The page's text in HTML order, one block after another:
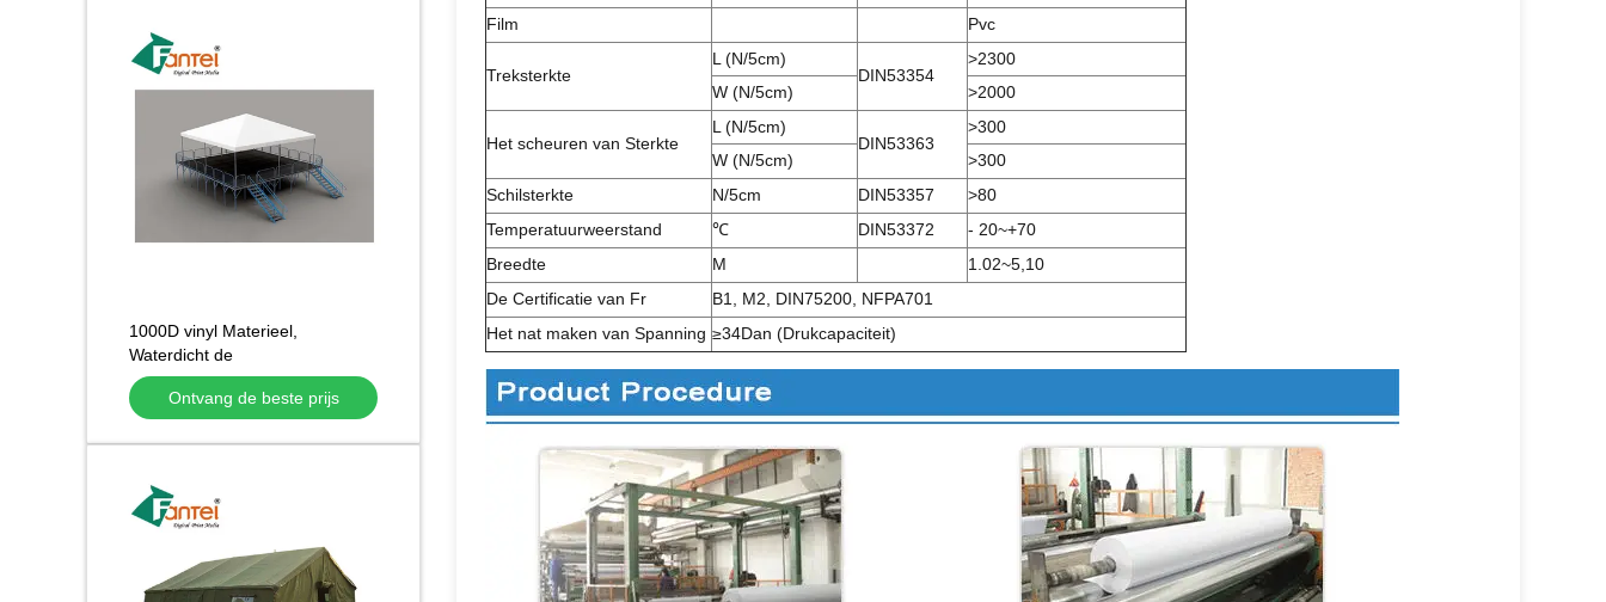
Film
Pvc
Treksterkte
L (N/5cm)
DIN53354
>2300
W (N/5cm)
>2000
Het scheuren van Sterkte
L (N/5cm)
DIN53363
>300
W (N/5cm)
>300
Schilsterkte
N/5cm DIN53357 >80
Temperatuurweerstand
℃ DIN53372 - 20~+70
Breedte
M 1.02~5,10
De Certificatie van Fr
B1, M2, DIN75200, NFPA701
Het nat maken van Spanning ≥34Dan (Drukcapaciteit)
1000D vinyl Materieel,
Waterdicht de
Vrachtwagengeteerd zeildoek
ISO 9001 van Tarp
Ontvang de beste prijs